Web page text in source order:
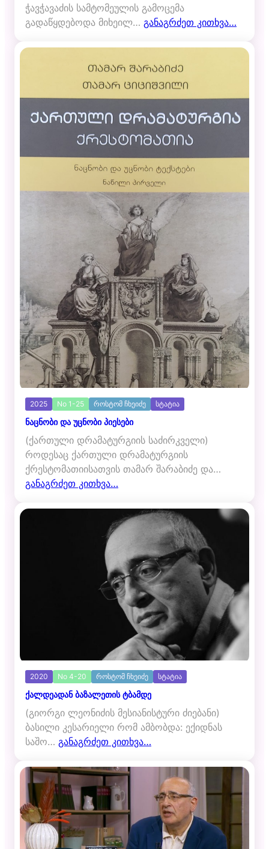
ჭავჭავაძის სამტომეულის გამოცემა
გადაწყდებოდა მიხეილ… განაგრძეთ კითხვა…
2025 No 1-25 როსტომ ჩხეიძე სტატია
ნაცნობი და უცნობი პიესები
(ქართული დრამატურგიის საძირკველი)
როდესაც ქართული დრამატურგიის
ქრესტომათიისათვის თამარ შარაბიძე და…
განაგრძეთ კითხვა…
2020 No 4-20 როსტომ ჩხეიძე სტატია
ქალდეადან ბაზალეთის ტბამდე
(გიორგი ლეონიძის მესიანისტური ძიებანი)
ბასილი კესარიელი რომ ამბობდა: ექიდნას
საშო… განაგრძეთ კითხვა…